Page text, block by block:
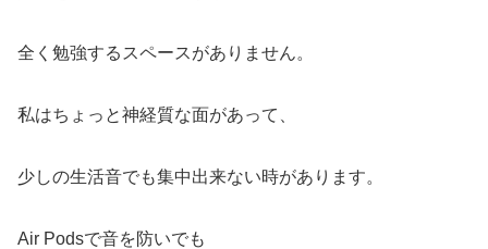
全く勉強するスペースがありません。
私はちょっと神経質な面があって、
少しの生活音でも集中出来ない時があります。
Air Podsで音を防いでも